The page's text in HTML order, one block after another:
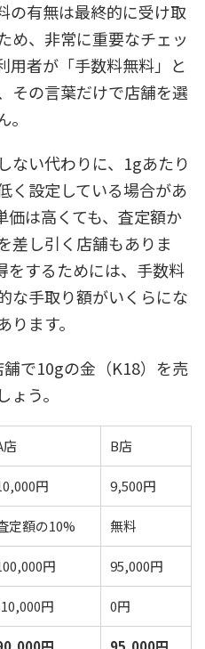
の有無は最終的に受け取
め、非常に重要なチェッ
用者が「手数料無料」と
その言葉だけで店舗を選
ない代わりに、1gあたり
く設定している場合があ
価は高くても、査定額か
差し引く店舗もありま
をするためには、手数料
な手取り額がいくらにな
ます。
で10gの金（K18）を売
う。
店 B店
円 9,500円
定額の10% 無料
円 95,000円
円 0円